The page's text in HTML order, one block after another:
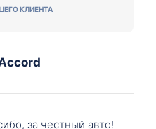
КЛИЕНТА
за честный авто!